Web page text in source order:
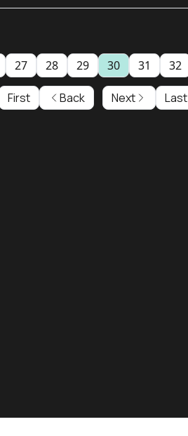
First Back
27 28 29 30 31 32
Next Last